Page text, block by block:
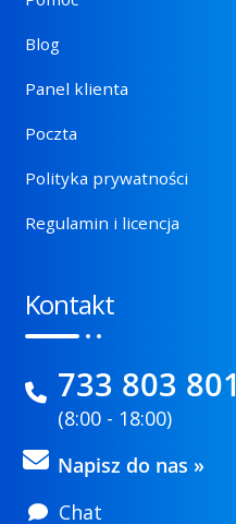
Blog
Panel klienta
Poczta
Polityka prywatności
Regulamin i licencja
Kontakt
733 803 801
(8:00 - 18:00)
Napisz do nas »
Chat